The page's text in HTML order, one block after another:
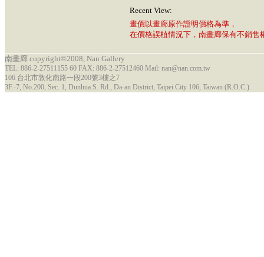
Recent View:
畫價以畫廊原作證明價格為準，
在價格誤植情況下，南畫廊保有不銷售
南畫廊 copyright©2008, Nan Gallery
TEL: 886-2-27511155 60 FAX: 886-2-27512460 Mail: nan@nan.com.tw
106 台北市敦化南路一段200號3樓之7
3F.-7, No.200, Sec. 1, Dunhua S. Rd., Da-an District, Taipei City 106, Taiwan (R.O.C.)